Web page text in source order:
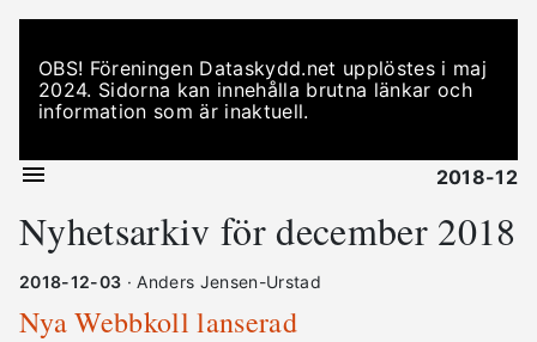
OBS! Föreningen Dataskydd.net upplöstes i maj
2024. Sidorna kan innehålla brutna länkar och
information som är inaktuell.
2018-12
Nyhetsarkiv för december 2018
2018-12-03 · Anders Jensen-Urstad
Nya Webbkoll lanserad